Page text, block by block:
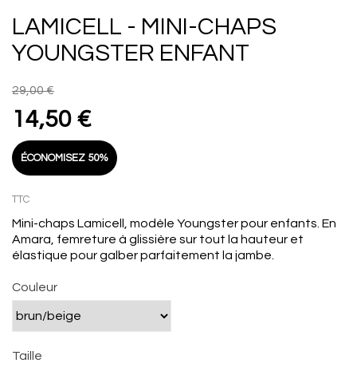
LAMICELL - MINI-CHAPS
YOUNGSTER ENFANT
29,00 €
14,50 €
ÉCONOMISEZ 50%
TTC
Mini-chaps Lamicell, modèle Youngster pour enfants. En
Amara, femreture à glissière sur tout la hauteur et
élastique pour galber parfaitement la jambe.
Couleur
Taille